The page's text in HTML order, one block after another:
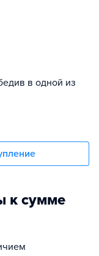
в одной из
к сумме